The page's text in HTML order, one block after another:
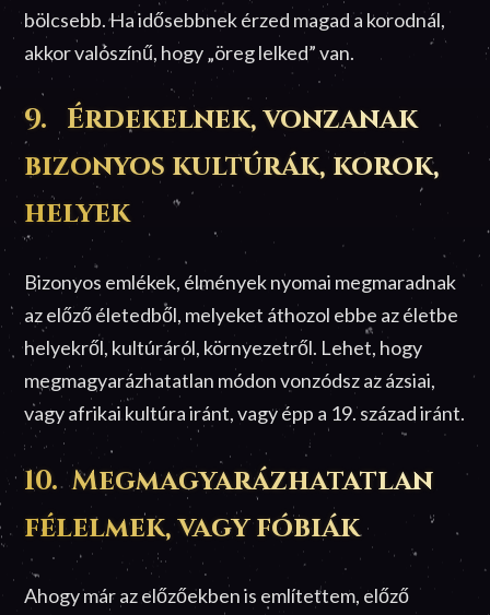
bölcsebb. Ha idősebbnek érzed magad a korodnál,
akkor valószínű, hogy „öreg lelked” van.
9. Érdekelnek, vonzanak
bizonyos kultúrák, korok,
helyek
Bizonyos emlékek, élmények nyomai megmaradnak
az előző életedből, melyeket áthozol ebbe az életbe
helyekről, kultúráról, környezetről. Lehet, hogy
megmagyarázhatatlan módon vonzódsz az ázsiai,
vagy afrikai kultúra iránt, vagy épp a 19. század iránt.
10. Megmagyarázhatatlan
félelmek, vagy fóbiák
Ahogy már az előzőekben is említettem, előző